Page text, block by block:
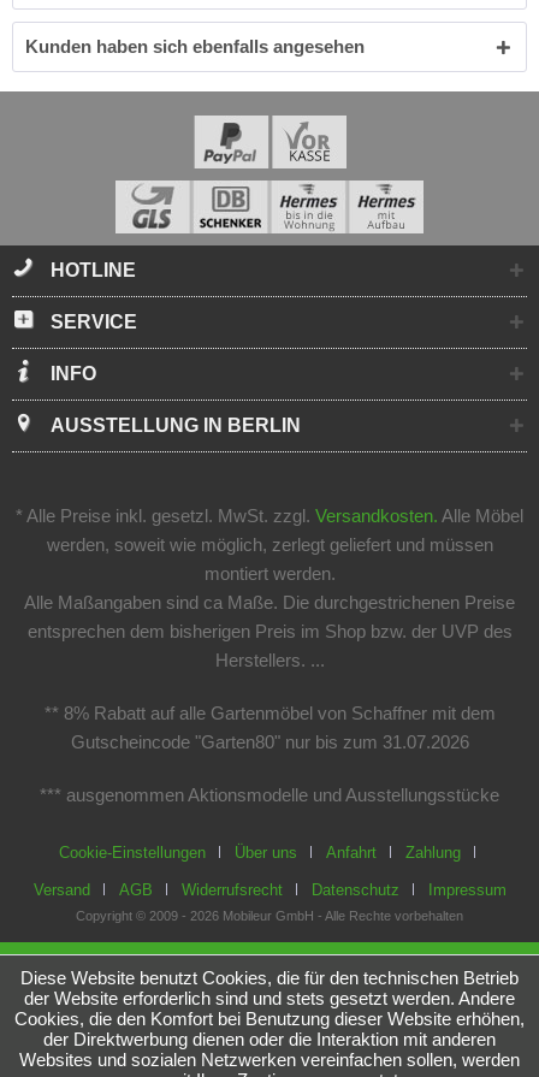
Kunden haben sich ebenfalls angesehen
HOTLINE
SERVICE
INFO
AUSSTELLUNG IN BERLIN
* Alle Preise inkl. gesetzl. MwSt. zzgl. Versandkosten. Alle Möbel
werden, soweit wie möglich, zerlegt geliefert und müssen
montiert werden.
Alle Maßangaben sind ca Maße. Die durchgestrichenen Preise
entsprechen dem bisherigen Preis im Shop bzw. der UVP des
Herstellers. ...
** 8% Rabatt auf alle Gartenmöbel von Schaffner mit dem
Gutscheincode "Garten80" nur bis zum 31.07.2026
*** ausgenommen Aktionsmodelle und Ausstellungsstücke
Cookie-Einstellungen Über uns Anfahrt Zahlung
Versand AGB Widerrufsrecht Datenschutz Impressum
Copyright © 2009 - 2026 Mobileur GmbH - Alle Rechte vorbehalten
Diese Website benutzt Cookies, die für den technischen Betrieb
der Website erforderlich sind und stets gesetzt werden. Andere
Cookies, die den Komfort bei Benutzung dieser Website erhöhen,
der Direktwerbung dienen oder die Interaktion mit anderen
Websites und sozialen Netzwerken vereinfachen sollen, werden